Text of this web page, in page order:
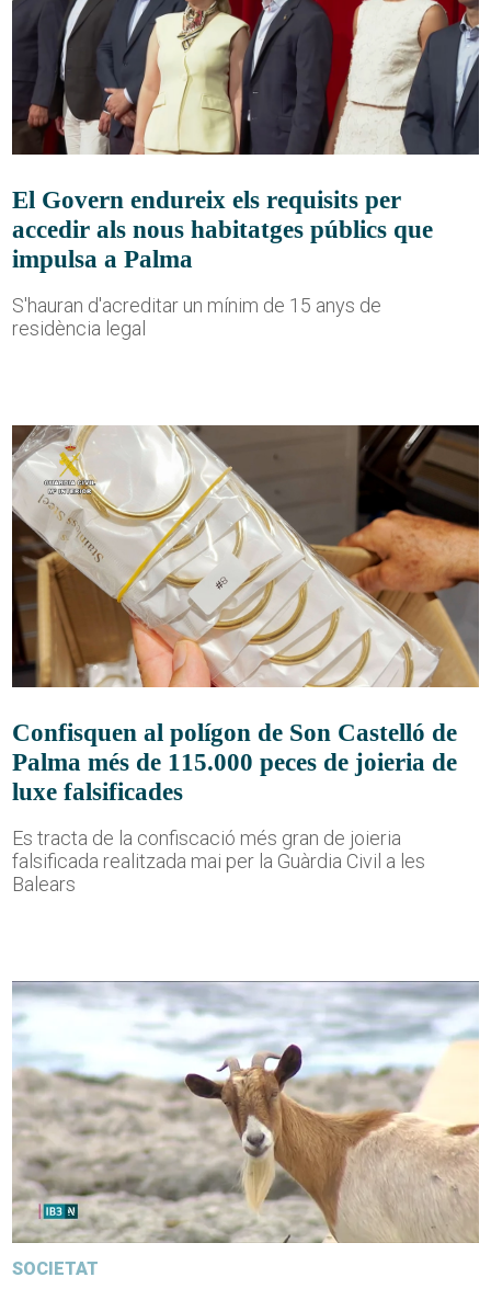
El Govern endureix els requisits per
accedir als nous habitatges públics que
impulsa a Palma
S'hauran d'acreditar un mínim de 15 anys de
residència legal
Confisquen al polígon de Son Castelló de
Palma més de 115.000 peces de joieria de
luxe falsificades
Es tracta de la confiscació més gran de joieria
falsificada realitzada mai per la Guàrdia Civil a les
Balears
SOCIETAT